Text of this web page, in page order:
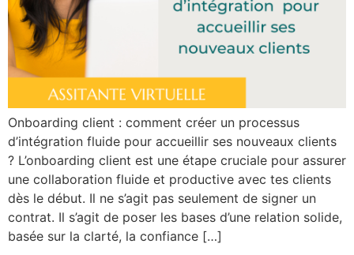
Onboarding client : comment créer un processus
d’intégration fluide pour accueillir ses nouveaux clients
? L’onboarding client est une étape cruciale pour assurer
une collaboration fluide et productive avec tes clients
dès le début. Il ne s’agit pas seulement de signer un
contrat. Il s’agit de poser les bases d’une relation solide,
basée sur la clarté, la confiance […]